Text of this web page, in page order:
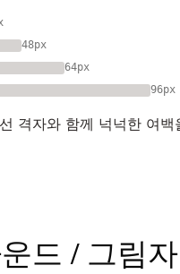
48px
64px
96px
격자와 함께 넉넉한 여백
드 / 그림